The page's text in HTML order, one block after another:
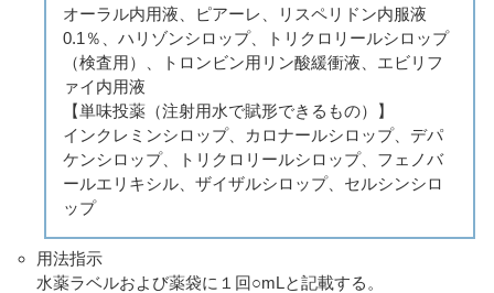
オーラル内用液、ピアーレ、リスペリドン内服液
0.1％、ハリゾンシロップ、トリクロリールシロップ
（検査用）、トロンビン用リン酸緩衝液、エビリフ
ァイ内用液
【単味投薬（注射用水で賦形できるもの）】
インクレミンシロップ、カロナールシロップ、デパ
ケンシロップ、トリクロリールシロップ、フェノバ
ールエリキシル、ザイザルシロップ、セルシンシロ
ップ
用法指示
水薬ラベルおよび薬袋に１回○mLと記載する。